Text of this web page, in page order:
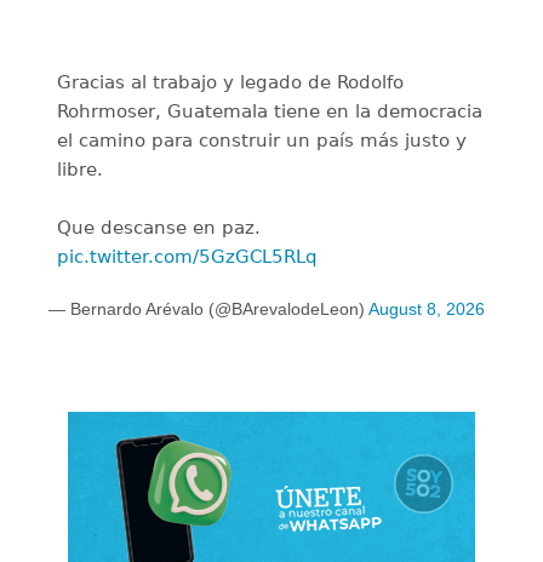
Gracias al trabajo y legado de Rodolfo
Rohrmoser, Guatemala tiene en la democracia
el camino para construir un país más justo y
libre.
Que descanse en paz.
pic.twitter.com/5GzGCL5RLq
— Bernardo Arévalo (@BArevalodeLeon) August 8, 2026